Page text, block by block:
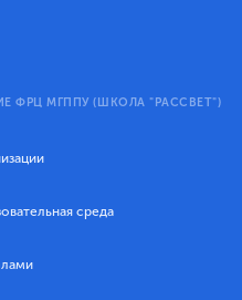
ФРЦ МГППУ (ШКОЛА "РАССВЕТ")
среда